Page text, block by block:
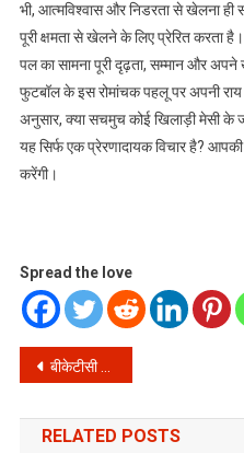
भी, आत्मविश्वास और निडरता से खेलना ही
पूरी क्षमता से खेलने के लिए प्रेरित करता
पल का सामना पूरी दृढ़ता, सम्मान और
फुटबॉल के इस रोमांचक पहलू पर अपनी
अनुसार, क्या सचमुच कोई खिलाड़ी मेसी के
यह सिर्फ एक प्रेरणादायक विचार है?
करेंगी।
Spread the love
Post
navigation
बीकेटीसी हेराफेरी मामला: मंत्री सतपाल महाराज का विपक्ष को खुला चैलेंज – ‘सबूत दो, हल्ला मचाने से कुछ नहीं होगा!’
RELATED POSTS